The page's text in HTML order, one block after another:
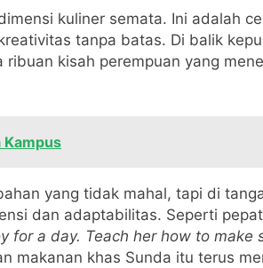
kuliner semata. Ini adalah
tanpa batas. Di balik
kisah perempuan yang
Kampus
yang tidak mahal, tapi di
dan adaptabilitas. Seperti
for a day. Teach her how to make
makanan khas Sunda itu terus